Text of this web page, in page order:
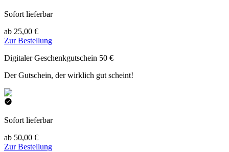
Sofort lieferbar
ab 25,00 €
Zur Bestellung
Digitaler Geschenkgutschein 50 €
Der Gutschein, der wirklich gut scheint!
Sofort lieferbar
ab 50,00 €
Zur Bestellung